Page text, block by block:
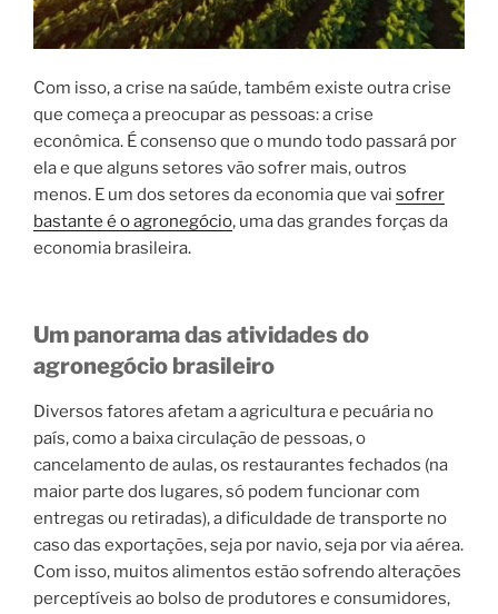
Com isso, a crise na saúde, também existe outra crise
que começa a preocupar as pessoas: a crise
econômica. É consenso que o mundo todo passará por
ela e que alguns setores vão sofrer mais, outros
menos. E um dos setores da economia que vai sofrer
bastante é o agronegócio, uma das grandes forças da
economia brasileira.
Um panorama das atividades do
agronegócio brasileiro
Diversos fatores afetam a agricultura e pecuária no
país, como a baixa circulação de pessoas, o
cancelamento de aulas, os restaurantes fechados (na
maior parte dos lugares, só podem funcionar com
entregas ou retiradas), a dificuldade de transporte no
caso das exportações, seja por navio, seja por via aérea.
Com isso, muitos alimentos estão sofrendo alterações
perceptíveis ao bolso de produtores e consumidores,